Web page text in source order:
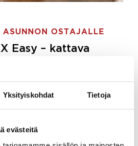
Yksityiskohdat Tietoja
evästeitä
ASUNNON OSTAJALLE
Easy – kattava
ja etsimme juuri